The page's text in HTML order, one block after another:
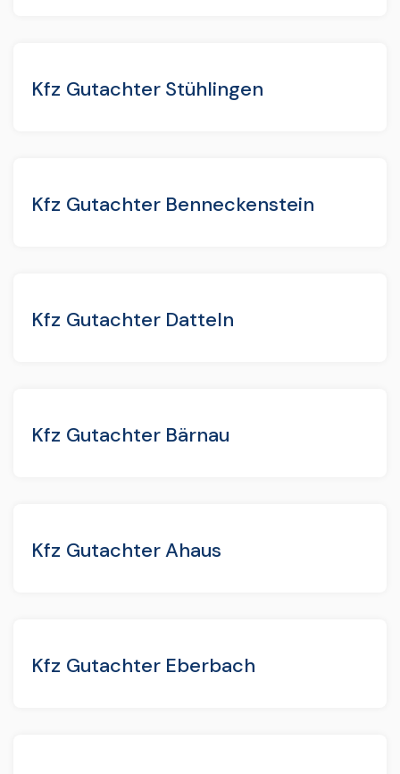
Kfz Gutachter Stühlingen
Kfz Gutachter Benneckenstein
Kfz Gutachter Datteln
Kfz Gutachter Bärnau
Kfz Gutachter Ahaus
Kfz Gutachter Eberbach